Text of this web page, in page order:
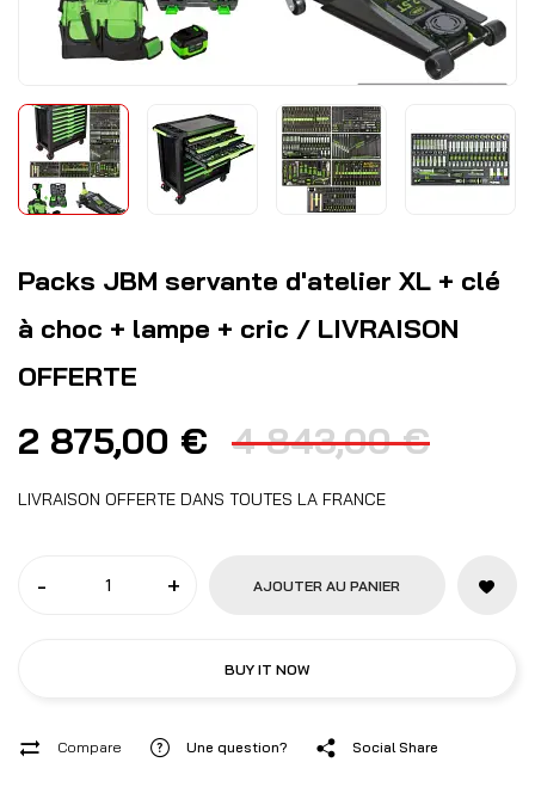
Packs JBM servante d'atelier XL + clé
à choc + lampe + cric / LIVRAISON
OFFERTE
4 843,00€
2 875,00 €
LIVRAISON OFFERTE DANS TOUTES LA FRANCE
- + AJOUTER AU PANIER
BUY IT NOW
Compare Une question? Social Share